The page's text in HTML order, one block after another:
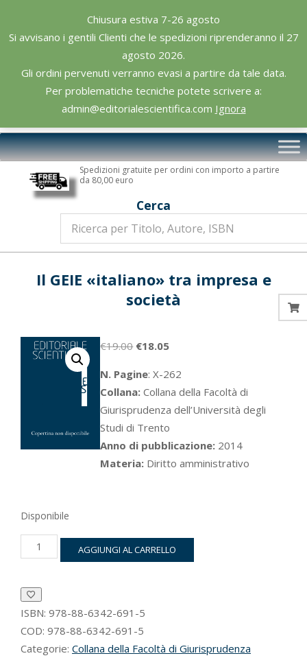
Chiusura estiva 7-26 agosto
Si avvisano i gentili Clienti che le spedizioni riprenderanno il 27
agosto 2026.
Gli ordini pervenuti verranno evasi a partire da tale data.
Per problematiche tecniche potete scrivere a:
admin@editorialescientifica.com Ignora
content
Editoriale
Scientifica
Primary
Navigation
Spedizioni gratuite per ordini con importo a partire
da 80,00 euro
Cerca
Il GEIE «italiano» tra impresa e
società
€19.00 Il
originale
era:
€19.00.
€18.05Il
attuale
è:
€18.05.
N. Pagine: X-262
Collana: Collana della Facoltà di
Giurisprudenza dell’Università degli
Studi di Trento
Anno di pubblicazione: 2014
Materia: Diritto amministrativo
Disponibile
GEIE
impresa
e
società
AGGIUNGI AL CARRELLO
ISBN: 978-88-6342-691-5
COD: 978-88-6342-691-5
Categorie: Collana della Facoltà di Giurisprudenza